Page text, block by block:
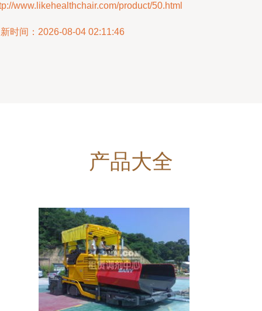
www.likehealthchair.com/product/50.html
时间：2026-08-04 02:11:46
产品大全